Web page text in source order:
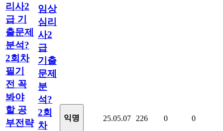
리사2
급 기
출문제
분석?
2회차
필기
전 꼭
봐야
할 공
부전략
임상
심리
사2
급
기출
문제
분
석?
2회
차
익명 25.05.07 226 0 0